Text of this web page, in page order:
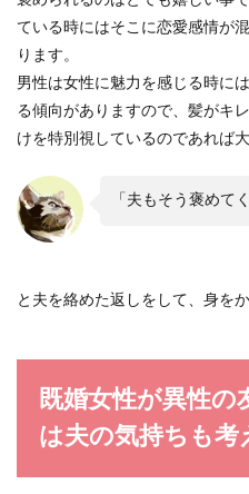
ている時にはそこに恋愛感情が
ります。
男性は女性に魅力を感じる時に
る傾向がありますので、髪がキ
けを特別視しているのであれば
「夫もそう褒めて
と夫を絡めた返しをして、身を
既婚女性が異性の
は夫の気持ちも考